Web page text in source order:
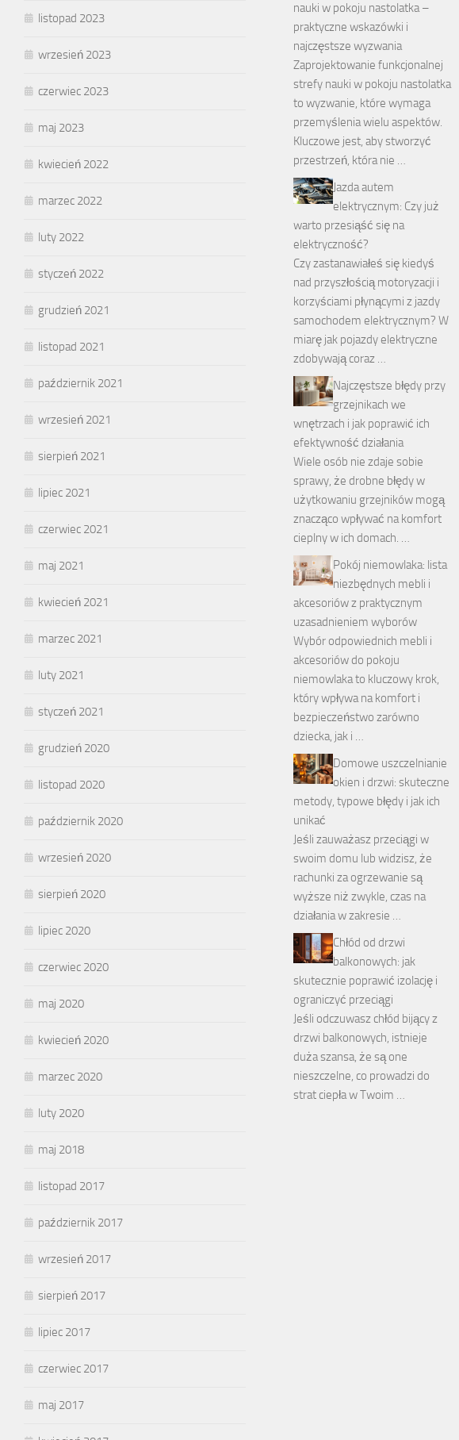
listopad 2023
wrzesień 2023
czerwiec 2023
maj 2023
kwiecień 2022
marzec 2022
luty 2022
styczeń 2022
grudzień 2021
listopad 2021
październik 2021
wrzesień 2021
sierpień 2021
lipiec 2021
czerwiec 2021
maj 2021
kwiecień 2021
marzec 2021
luty 2021
styczeń 2021
grudzień 2020
listopad 2020
październik 2020
wrzesień 2020
sierpień 2020
lipiec 2020
czerwiec 2020
maj 2020
kwiecień 2020
marzec 2020
luty 2020
maj 2018
listopad 2017
październik 2017
wrzesień 2017
sierpień 2017
lipiec 2017
czerwiec 2017
maj 2017
nauki w pokoju nastolatka –
praktyczne wskazówki i
najczęstsze wyzwania
Zaprojektowanie funkcjonalnej
strefy nauki w pokoju nastolatka
to wyzwanie, które wymaga
przemyślenia wielu aspektów.
Kluczowe jest, aby stworzyć
przestrzeń, która nie …
Jazda autem
elektrycznym: Czy już
warto przesiąść się na
elektryczność?
Czy zastanawiałeś się kiedyś
nad przyszłością motoryzacji i
korzyściami płynącymi z jazdy
samochodem elektrycznym? W
miarę jak pojazdy elektryczne
zdobywają coraz …
Najczęstsze błędy przy
grzejnikach we
wnętrzach i jak poprawić ich
efektywność działania
Wiele osób nie zdaje sobie
sprawy, że drobne błędy w
użytkowaniu grzejników mogą
znacząco wpływać na komfort
cieplny w ich domach. …
Pokój niemowlaka: lista
niezbędnych mebli i
akcesoriów z praktycznym
uzasadnieniem wyborów
Wybór odpowiednich mebli i
akcesoriów do pokoju
niemowlaka to kluczowy krok,
który wpływa na komfort i
bezpieczeństwo zarówno
dziecka, jak i …
Domowe uszczelnianie
okien i drzwi: skuteczne
metody, typowe błędy i jak ich
unikać
Jeśli zauważasz przeciągi w
swoim domu lub widzisz, że
rachunki za ogrzewanie są
wyższe niż zwykle, czas na
działania w zakresie …
Chłód od drzwi
balkonowych: jak
skutecznie poprawić izolację i
ograniczyć przeciągi
Jeśli odczuwasz chłód bijący z
drzwi balkonowych, istnieje
duża szansa, że są one
nieszczelne, co prowadzi do
strat ciepła w Twoim …